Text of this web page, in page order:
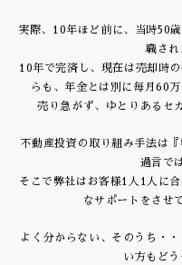
実際、10年ほど前に、当時50
職され
10年で完済し、現在は売却時
らも、年金とは別に毎月60
売り急がず、ゆとりあるセ
不動産投資の取り組み手法は
過言で
そこで弊社はお客様1人1人に
なサポートをさせ
よく分からない、そのうち・
い方もどう